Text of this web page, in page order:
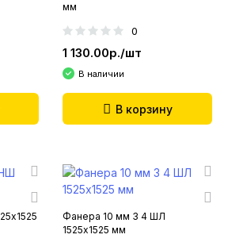
мм
0
1 130.00р./шт
В наличии
В корзину
Фанера 10 мм 3 4 ШЛ
1525х1525 мм